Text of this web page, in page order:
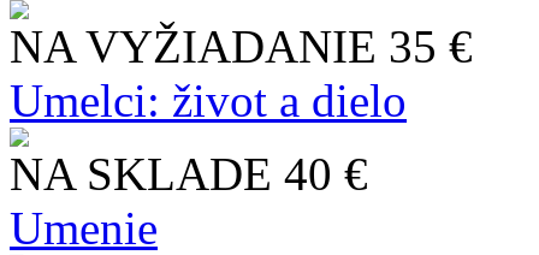
NA VYŽIADANIE 35 €
Umelci: život a dielo
NA SKLADE 40 €
Umenie